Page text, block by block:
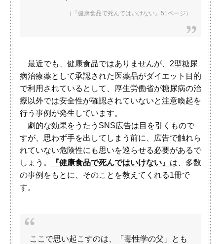
（『健康食品で死んではいけない』51ページ）
最近でも、健康食品ではありませんが、2型糖尿
病治療薬として承認された医薬品がダイエット目的
で利用されているとして、厚生労働省が糖尿病の治
療以外では安全性が確認されていないと注意喚起を
行う事例が発生しています。
劇的な効果をうたうSNS広告は目を引くもので
すが、思わず手を出してしまう前に、広告で触れら
れていない危険性にも思いを巡らせる必要があるで
しょう。
『健康食品で死んではいけない』 は、多数
の事例をもとに、そのことを教えてくれる1冊で
す。
ここで思い起こすのは、「毒性学の父」とも